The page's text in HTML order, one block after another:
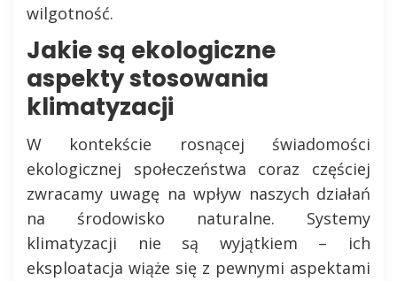
wilgotność.
Jakie są ekologiczne
aspekty stosowania
klimatyzacji
W kontekście rosnącej świadomości
ekologicznej społeczeństwa coraz częściej
zwracamy uwagę na wpływ naszych działań
na środowisko naturalne. Systemy
klimatyzacji nie są wyjątkiem – ich
eksploatacja wiąże się z pewnymi aspektami